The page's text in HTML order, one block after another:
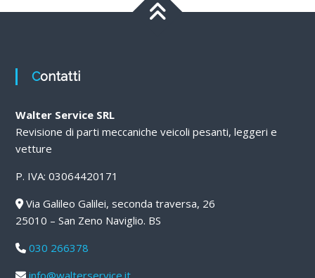
Contatti
Walter Service SRL
Revisione di parti meccaniche veicoli pesanti, leggeri e
vetture
P. IVA: 03064420171
Via Galileo Galilei, seconda traversa, 26
25010 – San Zeno Naviglio. BS
030 266378
info@walterservice.it